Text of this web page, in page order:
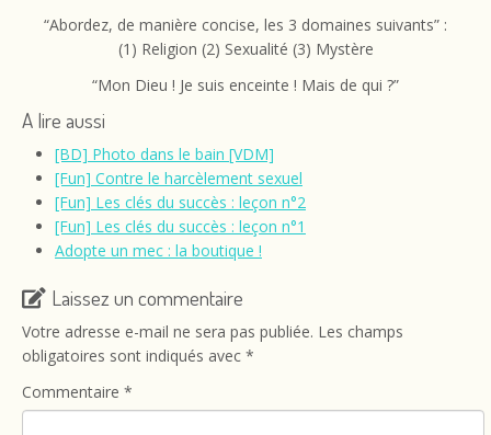
“Abordez, de manière concise, les 3 domaines suivants” :
(1) Religion (2) Sexualité (3) Mystère
“Mon Dieu ! Je suis enceinte ! Mais de qui ?”
A lire aussi
[BD] Photo dans le bain [VDM]
[Fun] Contre le harcèlement sexuel
[Fun] Les clés du succès : leçon n°2
[Fun] Les clés du succès : leçon n°1
Adopte un mec : la boutique !
Laissez un commentaire
Votre adresse e-mail ne sera pas publiée. Les champs
obligatoires sont indiqués avec *
Commentaire *